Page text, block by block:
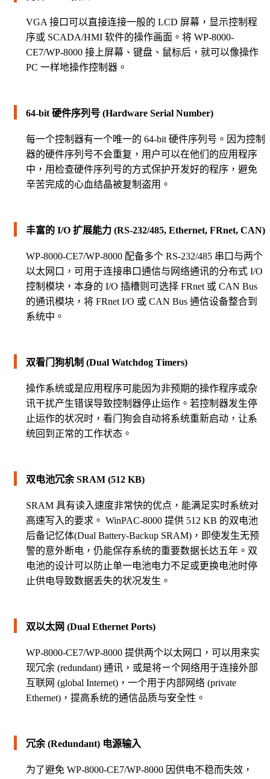
VGA 接口可以直接连接一般的 LCD 屏幕，显示控制程
序或 SCADA/HMI 软件的操作画面。将 WP-8000-
CE7/WP-8000 接上屏幕、键盘、鼠标后，就可以像操作
PC 一样地操作控制器。
64-bit 硬件序列号 (Hardware Serial Number)
每一个控制器有一个唯一的 64-bit 硬件序列号。因为控制
器的硬件序列号不会重复，用户可以在他们的应用程序
中，用检查硬件序列号的方式保护开发好的程序，避免
辛苦完成的心血结晶被复制盗用。
丰富的 I/O 扩展能力 (RS-232/485, Ethernet, FRnet, CAN)
WP-8000-CE7/WP-8000 配备多个 RS-232/485 串口与两个
以太网口，可用于连接串口通信与网络通讯的分布式 I/O
控制模块，本身的 I/O 插槽则可选择 FRnet 或 CAN Bus
的通讯模块，将 FRnet I/O 或 CAN Bus 通信设备整合到
系统中。
双看门狗机制 (Dual Watchdog Timers)
操作系统或是应用程序可能因为非预期的操作程序或杂
讯干扰产生错误导致控制器停止运作。若控制器发生停
止运作的状况时，看门狗会自动将系统重新启动，让系
统回到正常的工作状态。
双电池冗余 SRAM (512 KB)
SRAM 具有读入速度非常快的优点，能满足实时系统对
高速写入的要求。 WinPAC-8000 提供 512 KB 的双电池
后备记忆体(Dual Battery-Backup SRAM)，即使发生无预
警的意外断电，仍能保存系统的重要数据长达五年。双
电池的设计可以防止单一电池电力不足或更换电池时停
止供电导致数据丢失的状况发生。
双以太网 (Dual Ethernet Ports)
WP-8000-CE7/WP-8000 提供两个以太网口，可以用来实
现冗余 (redundant) 通讯，或是将ㄧ个网络用于连接外部
互联网 (global Internet)，一个用于内部网络 (private
Ethernet)，提高系统的通信品质与安全性。
冗余 (Redundant) 电源输入
为了避免 WP-8000-CE7/WP-8000 因供电不稳而失效，